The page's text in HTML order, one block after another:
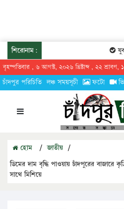
শিরোনাম:
বৃহস্পতিবার , ৬ আগস্ট, ২০২৬ খ্রিষ্টাব্দ , ২২ শ্রাবণ,
চাঁদপুর পরিচিতি লঞ্চ সময়সূচী ফটো
হোম / জাতীয় /
ডিমের দাম বৃদ্ধি পাওয়ায় চাঁদপুরের বাজারে
সাথে মিশিয়ে